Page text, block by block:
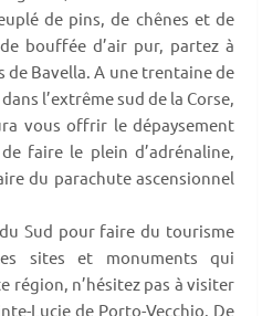
de pins, de chênes et de
bouffée d’air pur, partez à
de Bavella. A une trentaine de
, dans l’extrême sud de la Corse,
vous offrir le dépaysement
faire le plein d’adrénaline,
du parachute ascensionnel
Sud pour faire du tourisme
sites et monuments qui
région, n’hésitez pas à visiter
Lucie de Porto-Vecchio. De